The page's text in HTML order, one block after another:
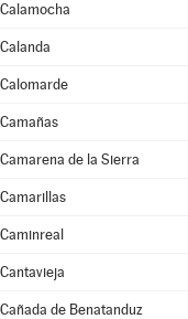
Calamocha
Calanda
Calomarde
Camañas
Camarena de la Sierra
Camarillas
Caminreal
Cantavieja
Cañada de Benatanduz